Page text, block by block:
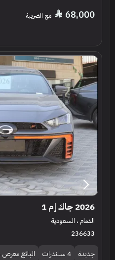
68,000 مع الضريبة
2026 جاك إم 1
الدمام ، السعودية
236633
جديدة 4 سلندرات البائع